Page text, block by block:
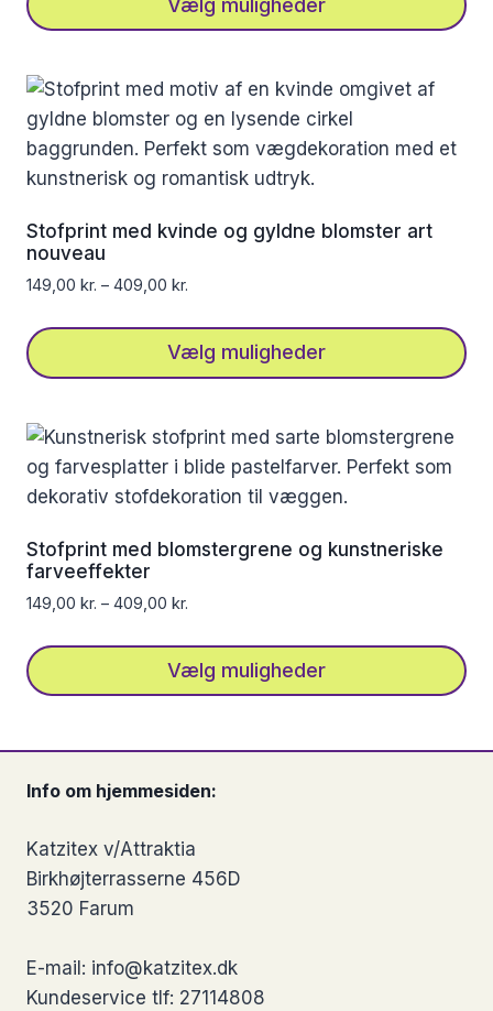
vare
har
flere
varianter.
Mulighederne
kan
vælges
på
Stofprint med kvinde og gyldne blomster art
nouveau
149,00 kr. – 409,00 kr.
Vælg muligheder
vare
har
flere
varianter.
Mulighederne
kan
vælges
varesiden
Stofprint med blomstergrene og kunstneriske
farveeffekter
149,00 kr. – 409,00 kr.
Vælg muligheder
flere
Mulighederne
kan
vælges
varesiden
Info om hjemmesiden:
Katzitex v/Attraktia
Birkhøjterrasserne 456D
3520 Farum
E-mail: info@katzitex.dk
Kundeservice tlf: 27114808